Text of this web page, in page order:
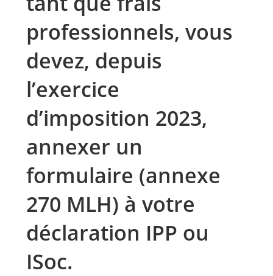
professionnels, vous
devez, depuis
l’exercice
d’imposition 2023,
annexer un
formulaire (annexe
270 MLH) à votre
déclaration IPP ou
ISoc.